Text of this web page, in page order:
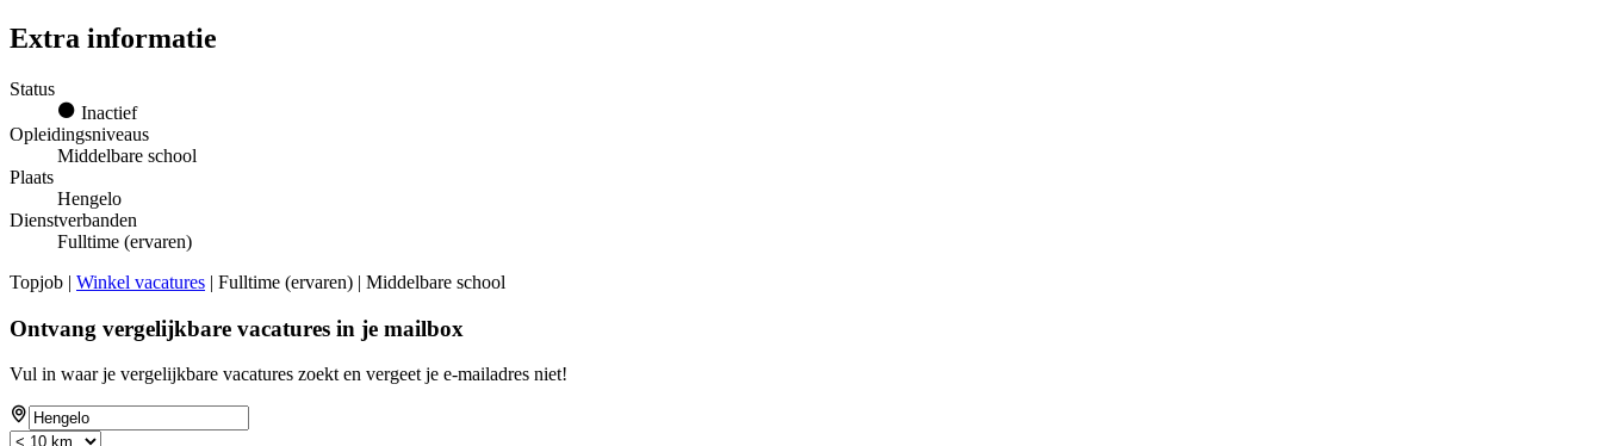
Extra informatie
Status
Inactief
Opleidingsniveaus
Middelbare school
Plaats
Hengelo
Dienstverbanden
Fulltime (ervaren)
Topjob | Winkel vacatures | Fulltime (ervaren) | Middelbare school
Ontvang vergelijkbare vacatures in je mailbox
Vul in waar je vergelijkbare vacatures zoekt en vergeet je e-mailadres niet!